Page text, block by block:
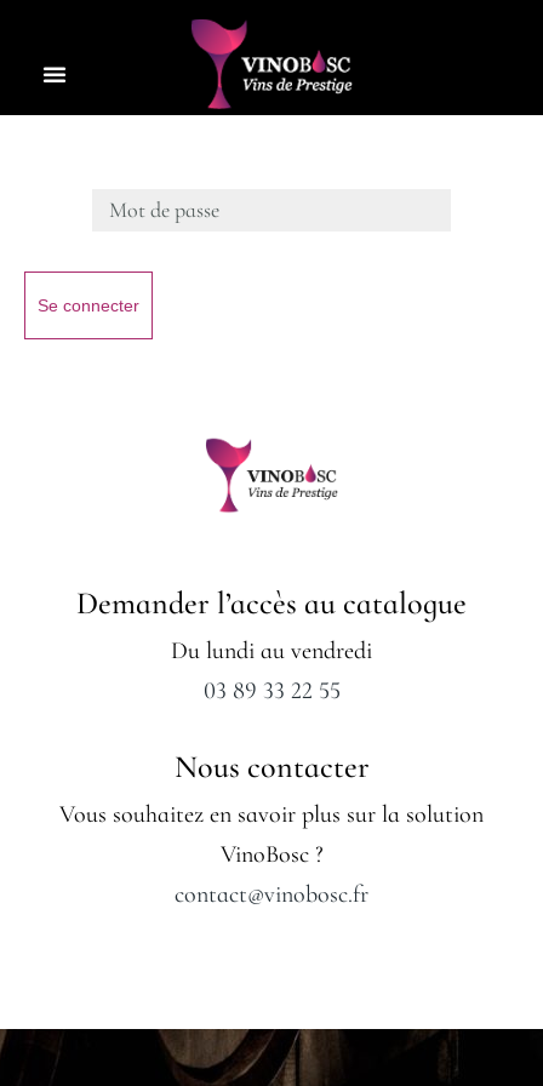
Demander l’accès au catalogue
Du lundi au vendredi
03 89 33 22 55
Nous contacter
Vous souhaitez en savoir plus sur la solution
VinoBosc ?
contact@vinobosc.fr